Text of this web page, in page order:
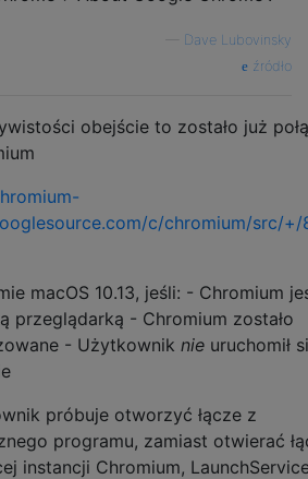
Dave Lubovinsky
źródło
obejście to zostało już
c/chromium/src/+/
macOS 10.13, jeśli: - Chromium
przeglądarką - Chromium zostało
- Użytkownik nie uruchomił
próbuje otworzyć łącze z
programu, zamiast otwierać
instancji Chromium,